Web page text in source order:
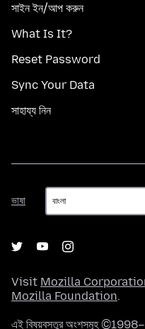
সাইন ইন/আপ করুন
What Is It?
Reset Password
Sync Your Data
সাহায্য নিন
ভাষা
ভাষা
Visit Mozilla
Mozilla Foundation.
এই বিষয়বস্তুর অংশসমূহ